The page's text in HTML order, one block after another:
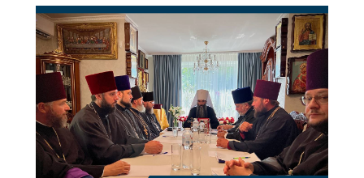
часткою її святих мощей. Митрополиту
Варсонофію співслужили секретар єпархії
архімандрит Єнох (Торак), благочинний
Жмеринського округу протоієрей Ярослав
Коромчевський, клірики […]